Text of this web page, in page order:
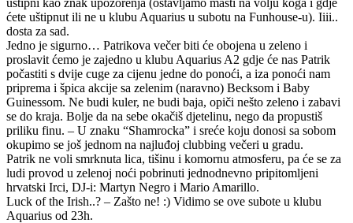
ćete uštipnut ili ne u klubu Aquarius u subotu na Funhouse-u). Iiii..
dosta za sad.
Jedno je sigurno… Patrikova večer biti će obojena u zeleno i
proslavit ćemo je zajedno u klubu Aquarius A2 gdje će nas Patrik
počastiti s dvije cuge za cijenu jedne do ponoći, a iza ponoći nam
priprema i špica akcije sa zelenim (naravno) Becksom i Baby
Guinessom. Ne budi kuler, ne budi baja, opiči nešto zeleno i zabavi
se do kraja. Bolje da na sebe okačiš djetelinu, nego da propustiš
priliku finu. – U znaku “Shamrocka” i sreće koju donosi sa sobom
okupimo se još jednom na najluđoj clubbing večeri u gradu.
Patrik ne voli smrknuta lica, tišinu i komornu atmosferu, pa će se za
ludi provod u zelenoj noći pobrinuti jednodnevno pripitomljeni
hrvatski Irci, DJ-i: Martyn Negro i Mario Amarillo.
Luck of the Irish..? – Zašto ne! :) Vidimo se ove subote u klubu
Aquarius od 23h.